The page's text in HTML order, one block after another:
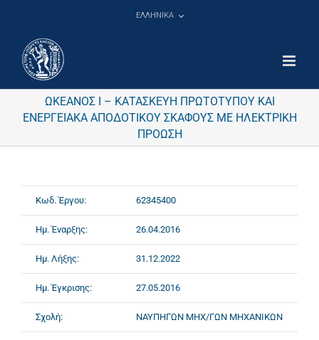
ΕΛΛΗΝΙΚΑ
ΩΚΕΑΝΟΣ I – ΚΑΤΑΣΚΕΥΗ ΠΡΩΤΟΤΥΠΟΥ ΚΑΙ
ΕΝΕΡΓΕΙΑΚΑ ΑΠΟΔΟΤΙΚΟΥ ΣΚΑΦΟΥΣ ΜΕ ΗΛΕΚΤΡΙΚΗ
ΠΡΟΩΣΗ
Κωδ. Έργου: 62345400
Ημ. Έναρξης: 26.04.2016
Ημ. Λήξης: 31.12.2022
Ημ. Έγκρισης: 27.05.2016
Σχολή: ΝΑΥΠΗΓΩΝ ΜΗΧ/ΓΩΝ ΜΗΧΑΝΙΚΩΝ